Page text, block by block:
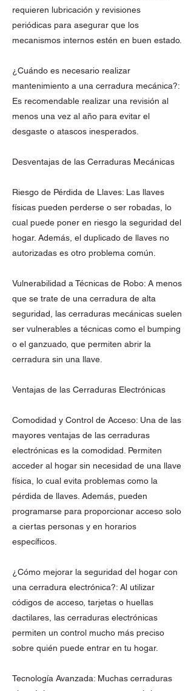
requieren lubricación y revisiones
periódicas para asegurar que los
mecanismos internos estén en buen estado.
¿Cuándo es necesario realizar
mantenimiento a una cerradura mecánica?:
Es recomendable realizar una revisión al
menos una vez al año para evitar el
desgaste o atascos inesperados.
Desventajas de las Cerraduras Mecánicas
Riesgo de Pérdida de Llaves: Las llaves
físicas pueden perderse o ser robadas, lo
cual puede poner en riesgo la seguridad del
hogar. Además, el duplicado de llaves no
autorizadas es otro problema común.
Vulnerabilidad a Técnicas de Robo: A menos
que se trate de una cerradura de alta
seguridad, las cerraduras mecánicas suelen
ser vulnerables a técnicas como el bumping
o el ganzuado, que permiten abrir la
cerradura sin una llave.
Ventajas de las Cerraduras Electrónicas
Comodidad y Control de Acceso: Una de las
mayores ventajas de las cerraduras
electrónicas es la comodidad. Permiten
acceder al hogar sin necesidad de una llave
física, lo cual evita problemas como la
pérdida de llaves. Además, pueden
programarse para proporcionar acceso solo
a ciertas personas y en horarios
específicos.
¿Cómo mejorar la seguridad del hogar con
una cerradura electrónica?: Al utilizar
códigos de acceso, tarjetas o huellas
dactilares, las cerraduras electrónicas
permiten un control mucho más preciso
sobre quién puede entrar en tu hogar.
Tecnología Avanzada: Muchas cerraduras